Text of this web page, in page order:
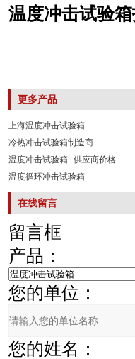
温度冲击试验箱
更多产品
上海温度冲击试验箱
冷热冲击试验箱制造商
温度冲击试验箱--供应商价格
温度循环冲击试验箱
在线留言
留言框
产品：
您的单位：
您的姓名：